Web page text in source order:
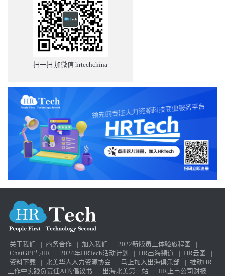
扫一扫 加微信 hrtechchina
关于我们 | 商务合作 | 加入我们 | 2022新版员工体验旅程图
|
ChatGPT与HR
| 2024年HRTech活动计划 | HR出海频道 | HR云图
|
资料下载
| 北美华人人力资源协会 | 马上加入出海俱乐部 | 推动HR
工作中实践负责任AI的倡议书
| 出海北美第一站 | HR上市公司财报 |